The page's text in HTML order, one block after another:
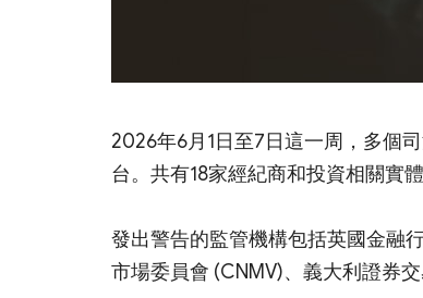
2026年6月1日至7日這一周，多個
台。共有18家經紀商和投資相關實
發出警告的監管機構包括英國金融
市場委員會 (CNMV)、義大利證券